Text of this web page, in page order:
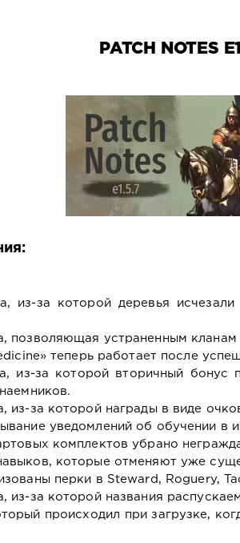
PATCH NOTES
из-за которой деревья
позволяющая устраненным кланам
теперь работает после
из-за которой вторичный бонус
из-за которой награды в виде
уведомлений об обучении в
комплектов убрано
которые отменяют уже
перки в Steward, Roguery,
из-за которой названия
происходил при загрузке,